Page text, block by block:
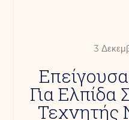
3
Για
Τεχνητής